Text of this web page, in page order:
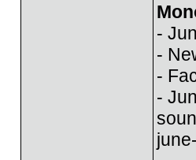
-
-
-
-